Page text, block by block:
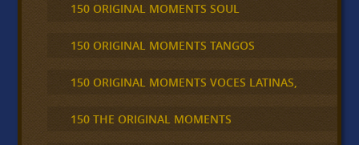
150 ORIGINAL MOMENTS SOUL
150 ORIGINAL MOMENTS TANGOS
150 ORIGINAL MOMENTS VOCES LATINAS,
150 THE ORIGINAL MOMENTS